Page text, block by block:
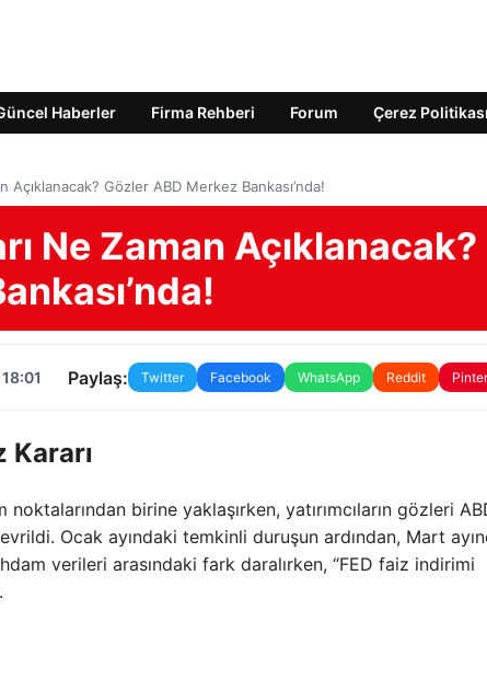
Haberler Firma Rehberi Forum Çerez Politikası
Açıklanacak? Gözler ABD Merkez Bankası’nda!
Ne Zaman Açıklanacak?
Paylaş: Twitter Facebook WhatsApp Reddit
Kararı
birine yaklaşırken, yatırımcıların gözleri
Ocak ayındaki temkinli duruşun ardından, Mart
verileri arasındaki fark daralırken, “FED faiz indirimi